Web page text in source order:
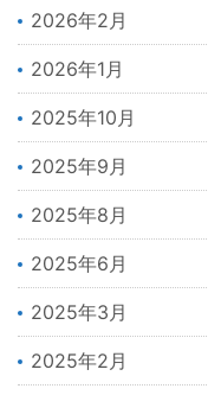
2026年2月
2026年1月
2025年10月
2025年9月
2025年8月
2025年6月
2025年3月
2025年2月